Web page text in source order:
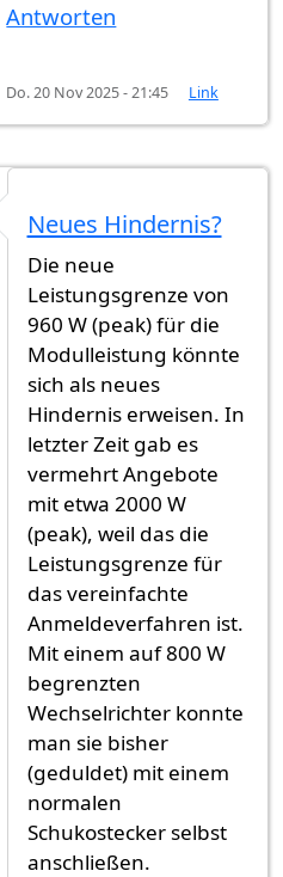
Antworten
Do. 20 Nov 2025 - 21:45 Link
Neues Hindernis?
Die neue
Leistungsgrenze von
960 W (peak) für die
Modulleistung könnte
sich als neues
Hindernis erweisen. In
letzter Zeit gab es
vermehrt Angebote
mit etwa 2000 W
(peak), weil das die
Leistungsgrenze für
das vereinfachte
Anmeldeverfahren ist.
Mit einem auf 800 W
begrenzten
Wechselrichter konnte
man sie bisher
(geduldet) mit einem
normalen
Schukostecker selbst
anschließen.